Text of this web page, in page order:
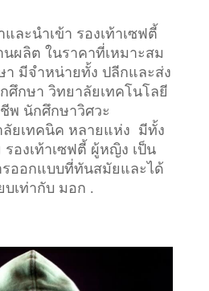
ละนำเข้า รองเท้าเซฟตี้
ผลิต ในราคาที่เหมาะสม
า มีจำหน่ายทั้ง ปลีกและส่ง
ศึกษา วิทยาลัยเทคโนโลยี
พ นักศึกษาวิศวะ
ยเทคนิค หลายแห่ง มีทั้ง
รองเท้าเซฟตี้ ผู้หญิง เป็น
รออกแบบที่ทันสมัยและได้
บเท่ากับ มอก .